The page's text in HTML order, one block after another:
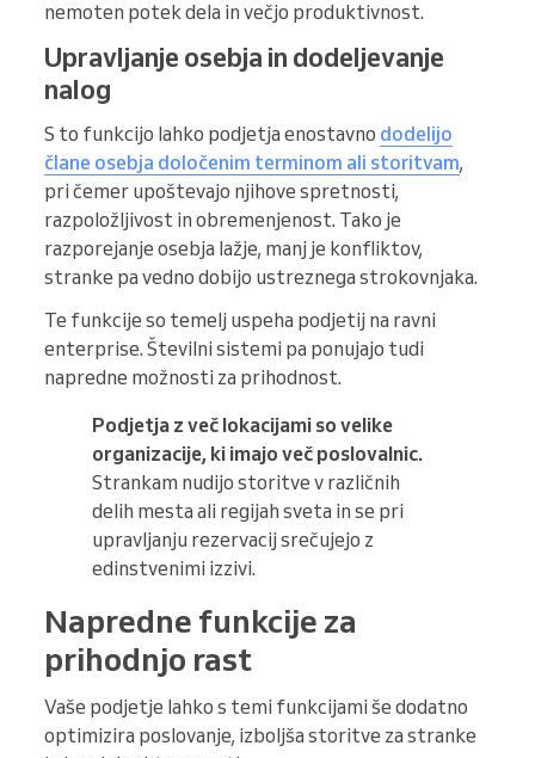
nemoten potek dela in večjo produktivnost.
Upravljanje osebja in dodeljevanje
nalog
S to funkcijo lahko podjetja enostavno dodelijo
člane osebja določenim terminom ali storitvam,
pri čemer upoštevajo njihove spretnosti,
razpoložljivost in obremenjenost. Tako je
razporejanje osebja lažje, manj je konfliktov,
stranke pa vedno dobijo ustreznega strokovnjaka.
Te funkcije so temelj uspeha podjetij na ravni
enterprise. Številni sistemi pa ponujajo tudi
napredne možnosti za prihodnost.
Podjetja z več lokacijami so velike
organizacije, ki imajo več poslovalnic.
Strankam nudijo storitve v različnih
delih mesta ali regijah sveta in se pri
upravljanju rezervacij srečujejo z
edinstvenimi izzivi.
Napredne funkcije za
prihodnjo rast
Vaše podjetje lahko s temi funkcijami še dodatno
optimizira poslovanje, izboljša storitve za stranke